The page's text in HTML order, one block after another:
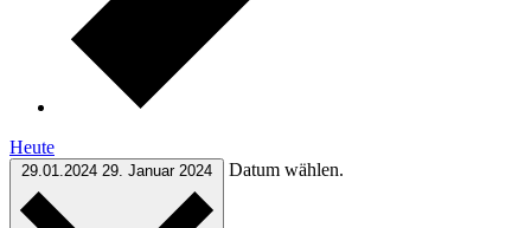
Heute
29.01.2024 29. Januar 2024 Datum wählen.